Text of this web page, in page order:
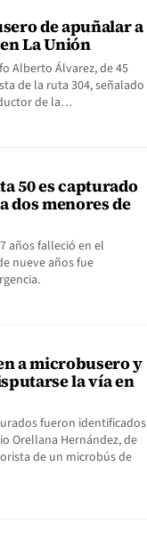
de apuñalar a
La Unión
Alberto Álvarez, de 45
de la ruta 304, señalado
de la…
50 es capturado
dos menores de
años falleció en el
nueve años fue
a microbusero y
la vía en
fueron identificados
Orellana Hernández, de
de un microbús de